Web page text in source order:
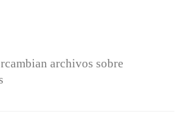
archivos sobre